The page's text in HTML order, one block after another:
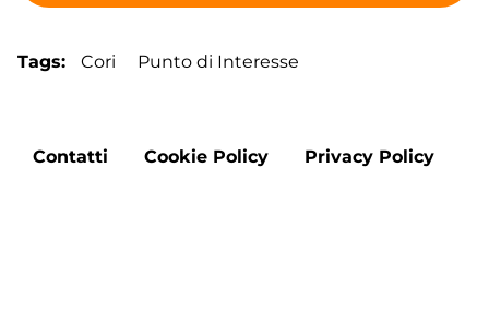
Tags Cori Punto di Interesse
Footer
Contatti Cookie Policy Privacy Policy